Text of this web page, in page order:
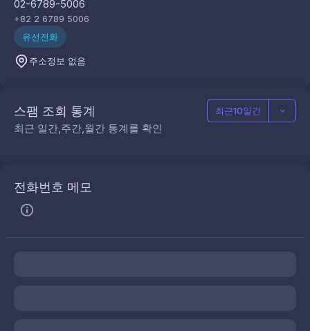
02-6789-5006
+82 2 6789 5006
유선전화
주소정보 없음
스팸 조회 통계
최근 일간,주간,월간 통계를 확인
최근10일간
전화번호 메모